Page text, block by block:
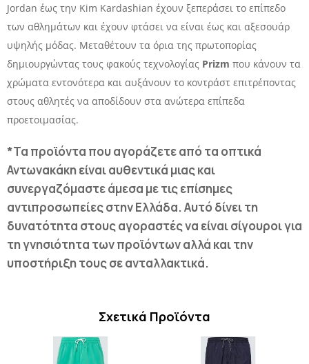
Jordan έως την Kim Kardashian έχουν ξεπεράσει το επίπεδο
των αθλημάτων και έχουν φτάσει να είναι έως και αξεσουάρ
υψηλής μόδας. Μεταθέτουν τα όρια της πρωτοπορίας
δημιουργώντας τους φακούς τεχνολογίας Prizm που κάνουν τα
χρώματα εντονότερα και αυξάνουν το κοντράστ επιτρέποντας
στους αθλητές να αποδίδουν στα ανώτερα επίπεδα
προετοιμασίας.
*Τα προϊόντα που αγοράζετε από τα οπτικά
Αντωνακάκη είναι αυθεντικά μιας και
συνεργαζόμαστε άμεσα με τις επίσημες
αντιπροσωπείες στην Ελλάδα. Αυτό δίνει τη
δυνατότητα στους αγοραστές να είναι σίγουροι για
τη γνησιότητα των προϊόντων αλλά και την
υποστήριξη τους σε ανταλλακτικά.
Σχετικά Προϊόντα